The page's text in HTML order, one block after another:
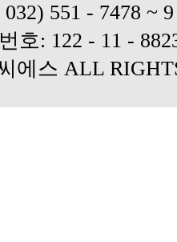
551 - 7478 ~
호: 122 - 11 -
에스 ALL